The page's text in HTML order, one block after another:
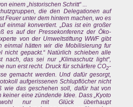
einem „historischen Schritt“ ...
die den Delegationen auf
Feuer unter dem hintern machen, wo es
einmal konvertiert. „Das ist ein großer
es auf der Pressekonferenz der Öko-
von der Umweltstiftung WWF gibt
einmal hätten wir die Mobilisierung fur
nicht gepackt.“ Natürlich schieben alle
nach, das sei nur „Klimaschutz light“,
nun erst recht. Druck für schärfere CO2-
gemacht werden. Und dafür gesorgt,
aufgerissenen Schlupflöcher nicht
wie das geschehen soll, dafür hat von
keiner eine zündende Idee. Dass „Kyoto
nur mit Glück überhaupt